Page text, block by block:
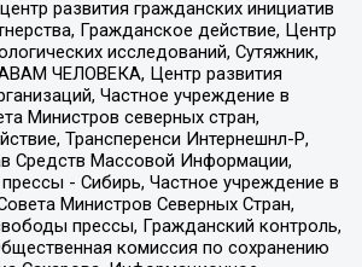
развития гражданских инициатив
Гражданское действие, Центр
исследований, Сутяжник,
ЧЕЛОВЕКА, Центр развития
Частное учреждение в
Министров северных стран,
Трансперенси Интернешнл-Р,
Средств Массовой Информации,
прессы - Сибирь, Частное учреждение в
Министров Северных Стран,
прессы, Гражданский контроль,
комиссия по сохранению